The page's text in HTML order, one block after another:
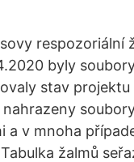
respozoriální
byly
stav projektu
a v mnoha
žalmů